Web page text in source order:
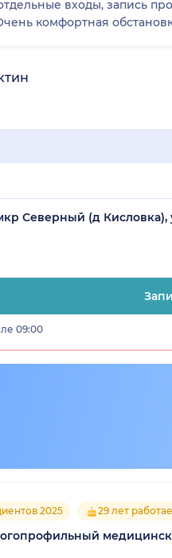
входы, запись
комфортная
Северный (д
09:00
2025 29 лет